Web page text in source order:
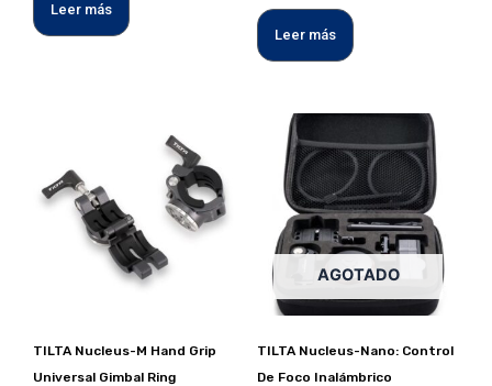
Leer más
Leer más
TILTA Nucleus-M Hand Grip
Universal Gimbal Ring
AGOTADO
TILTA Nucleus-Nano: Control
De Foco Inalámbrico